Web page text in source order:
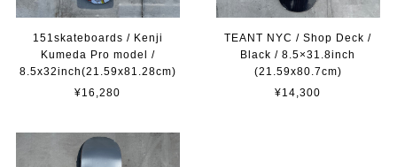
151skateboards / Kenji
Kumeda Pro model /
8.5x32inch(21.59x81.28cm)
¥16,280
TEANT NYC / Shop Deck /
Black / 8.5×31.8inch
(21.59x80.7cm)
¥14,300